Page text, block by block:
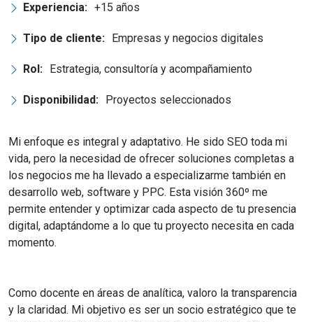
Experiencia: +15 años
Tipo de cliente: Empresas y negocios digitales
Rol: Estrategia, consultoría y acompañamiento
Disponibilidad: Proyectos seleccionados
Mi enfoque es integral y adaptativo. He sido SEO toda mi
vida, pero la necesidad de ofrecer soluciones completas a
los negocios me ha llevado a especializarme también en
desarrollo web, software y PPC. Esta visión 360º me
permite entender y optimizar cada aspecto de tu presencia
digital, adaptándome a lo que tu proyecto necesita en cada
momento.
Como docente en áreas de analítica, valoro la transparencia
y la claridad. Mi objetivo es ser un socio estratégico que te